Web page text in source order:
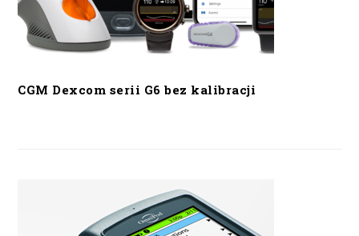
CGM Dexcom serii G6 bez kalibracji